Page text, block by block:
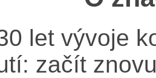
let vývoje
začít